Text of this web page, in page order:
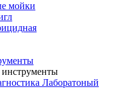
мойки
Лаборатоный